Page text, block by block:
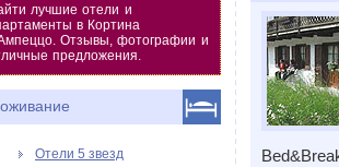
лучшие отели и
в Кортина
Отзывы, фотографии и
предложения.
Отели 5 звезд